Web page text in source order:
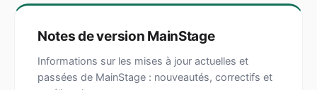
Notes de version MainStage
Informations sur les mises à jour actuelles et
passées de MainStage : nouveautés, correctifs et